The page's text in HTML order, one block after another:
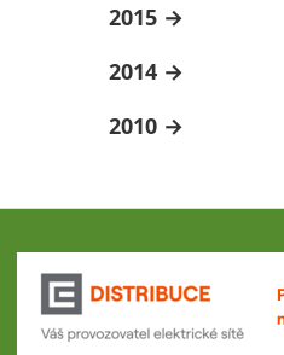
2015
2014
2010